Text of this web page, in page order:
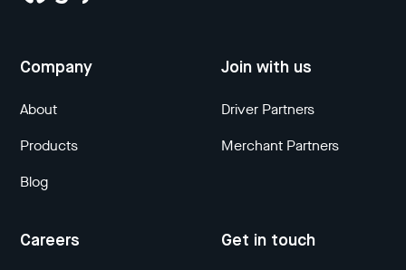
Company
About
Products
Blog
Join with us
Driver Partners
Merchant Partners
Careers Get in touch